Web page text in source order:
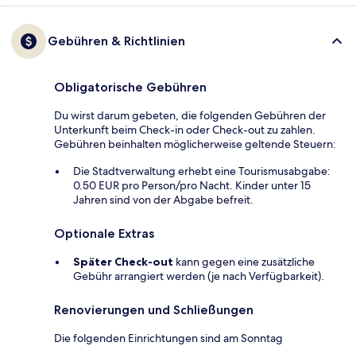
Gebühren & Richtlinien
Obligatorische Gebühren
Du wirst darum gebeten, die folgenden Gebühren der
Unterkunft beim Check-in oder Check-out zu zahlen.
Gebühren beinhalten möglicherweise geltende Steuern:
Die Stadtverwaltung erhebt eine Tourismusabgabe:
0.50 EUR pro Person/pro Nacht. Kinder unter 15
Jahren sind von der Abgabe befreit.
Optionale Extras
Später Check-out kann gegen eine zusätzliche
Gebühr arrangiert werden (je nach Verfügbarkeit).
Renovierungen und Schließungen
Die folgenden Einrichtungen sind am Sonntag